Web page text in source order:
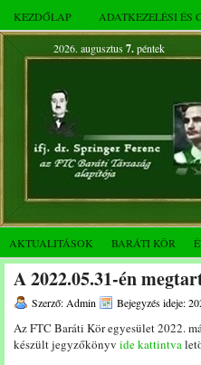
KEZDŐLAP ADATKEZELÉSI ÉS
2026. augusztus 7.péntek
AKTUALITÁSOK BARÁTI KÖR
A 2022.05.31-én
Szerző: Admin Bejegyzés ideje:
Az FTC Baráti Kör egyesület 2022.
készült jegyzőkönyv ide kattintva